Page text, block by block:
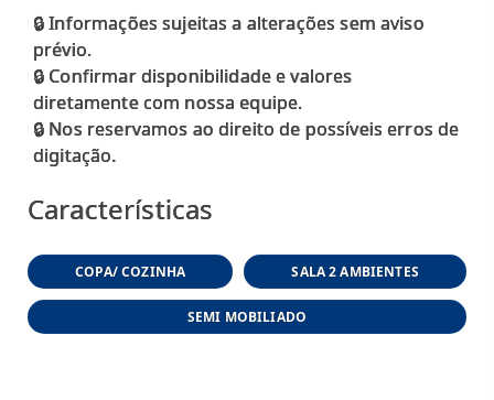
🔒 Informações sujeitas a alterações sem aviso
prévio.
🔒 Confirmar disponibilidade e valores
diretamente com nossa equipe.
🔒 Nos reservamos ao direito de possíveis erros de
Características
COPA/ COZINHA SALA 2 AMBIENTES
SEMI MOBILIADO